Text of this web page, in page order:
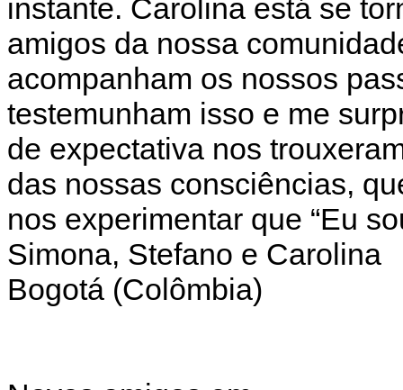
instante. Carolina está se
amigos da nossa
acompanham os nossos
testemunham isso e me
de expectativa nos
das nossas consciências,
nos experimentar que “Eu
Simona, Stefano e Carolina
Bogotá (Colômbia)